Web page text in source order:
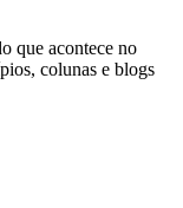
que acontece no
colunas e blogs